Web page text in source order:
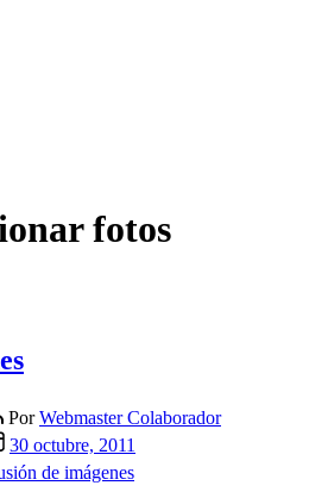
fotos
PorWebmaster Colaborador
30 octubre, 2011
de imágenes